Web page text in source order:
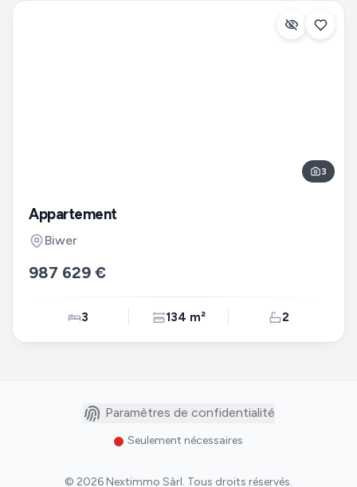
3
Appartement
Biwer
987 629 €
3 134 m² 2
Paramètres de confidentialité
Seulement nécessaires
© 2026 Nextimmo Sàrl. Tous droits réservés.